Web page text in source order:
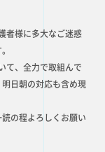
者様に多大なご迷惑
て、全力で取組んで
日朝の対応も含め現
の程よろしくお願い